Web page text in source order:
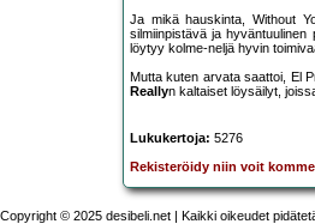
Ja mikä hauskinta, Without
silmiinpistävä ja
löytyy kolme-neljä hyvin
Mutta kuten arvata saattoi, El
Reallyn kaltaiset löysäilyt,
Lukukertoja: 5276
Rekisteröidy niin voit
Copyright © 2025 desibeli.net | Kaikki oikeudet